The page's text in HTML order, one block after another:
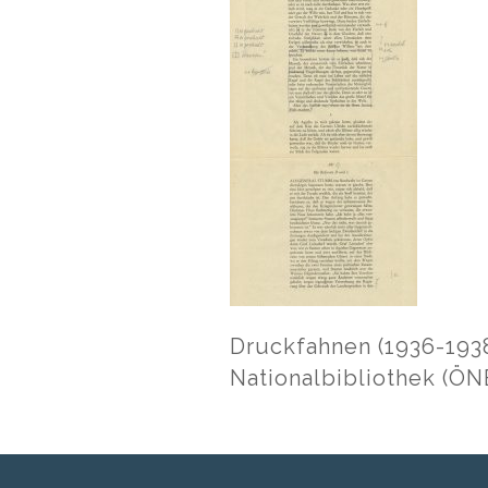
Druckfahnen (1936-
Nationalbibliothek